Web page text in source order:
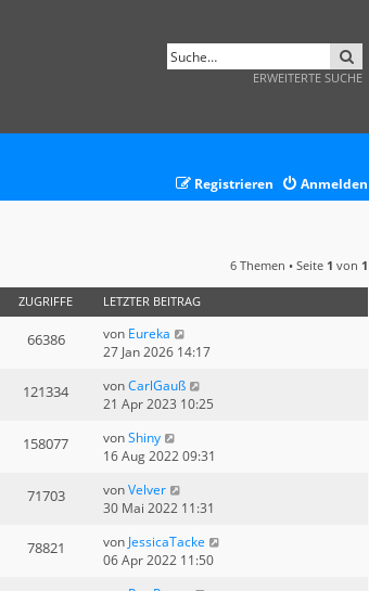
ERWEITERTE SUCHE
Anmelden
Registrieren
6 Themen • Seite 1 von 1
ZUGRIFFE LETZTER BEITRAG
66386 von Eureka
27 Jan 2026 14:17
121334 vonCarlGauß
21 Apr 2023 10:25
158077 vonShiny
16 Aug 2022 09:31
71703 vonVelver
30 Mai 2022 11:31
78821 von JessicaTacke
06 Apr 2022 11:50